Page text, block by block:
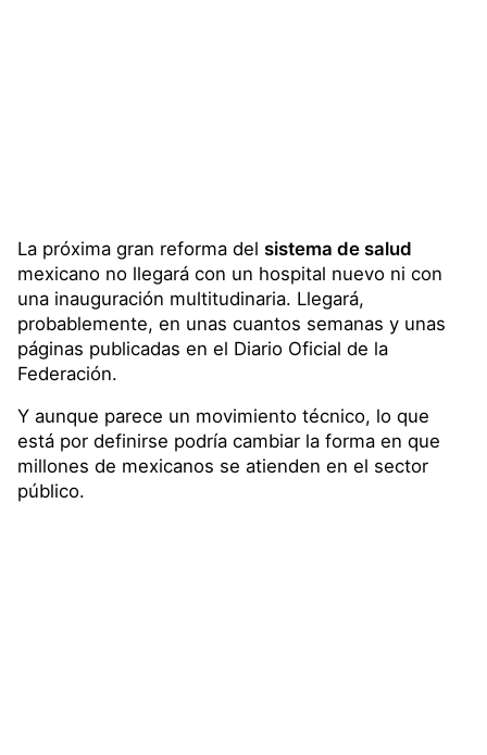
La próxima gran reforma del sistema de salud
mexicano no llegará con un hospital nuevo ni con
una inauguración multitudinaria. Llegará,
probablemente, en unas cuantos semanas y unas
páginas publicadas en el Diario Oficial de la
Federación.
Y aunque parece un movimiento técnico, lo que
está por definirse podría cambiar la forma en que
millones de mexicanos se atienden en el sector
público.